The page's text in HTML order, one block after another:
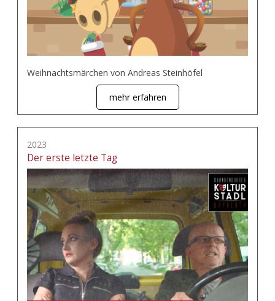
Weihnachtsmärchen von Andreas Steinhöfel
mehr erfahren
2023
Der erste letzte Tag